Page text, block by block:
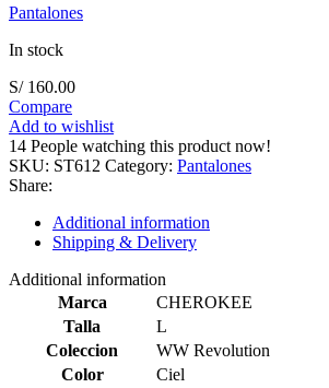
Pantalones
In stock
S/160.00
Compare
Add to wishlist
14 People watching this product now!
SKU: ST612 Category: Pantalones
Share:
Additional information
Shipping & Delivery
Additional information
Marca
CHEROKEE
Talla
L
Coleccion
WW Revolution
Color
Ciel